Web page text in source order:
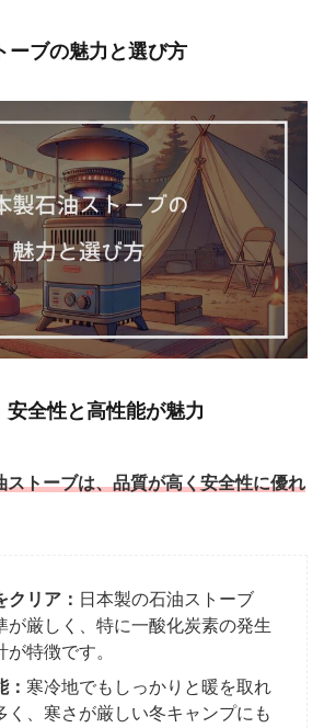
ーブの魅力と選び方
安全性と高性能が魅力
ストーブは、品質が高く安全性に優れ
クリア： 日本製の石油ストーブ
が厳しく、特に一酸化炭素の発生
が特徴です。
： 寒冷地でもしっかりと暖を取れ
く、寒さが厳しい冬キャンプにも